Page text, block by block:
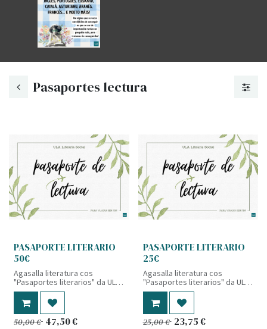
Pasaportes lectura
PASAPORTE LITERARIO
50€
Agasalla literatura cos
"Pasaportes literarios" da ULA!
Neste caso, 50€ de regalo.
50,00€ 47,50€
PASAPORTE LITERARIO
25€
Agasalla literatura cos
"Pasaportes literarios" da ULA!
Neste caso, 25€ de regalo.
25,00€ 23,75€